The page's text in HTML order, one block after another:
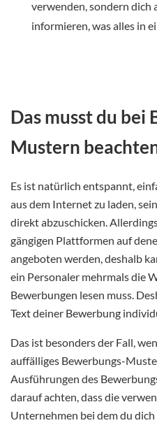
verwenden, sondern dich
informieren, was alles in
Das musst du bei
Mustern
Es ist natürlich entspannt,
aus dem Internet zu laden,
direkt abzuschicken.
gängigen Plattformen auf
angeboten werden, deshalb
ein Personaler mehrmals die
Bewerbungen lesen muss.
Text deiner Bewerbung
Das ist besonders der Fall,
auffälliges Bewerbungs-
Ausführungen des
darauf achten, dass die
Unternehmen bei dem du